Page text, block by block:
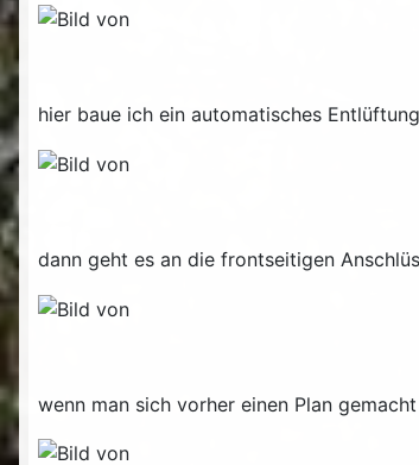
hier baue ich ein automatisches
dann geht es an die frontseitigen
wenn man sich vorher einen Plan